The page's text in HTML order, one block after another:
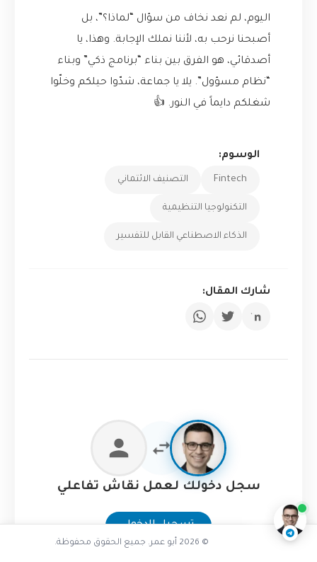
اليوم، لم نعد نخاف من سؤال “لماذا؟”، بل
أصبحنا نرحب به، لأننا نملك الإجابة. وهذا، يا
أصدقائي، هو الفرق بين بناء “برنامج ذكي” وبناء
“نظام مسؤول”. يلا يا جماعة، شدّوا حيلكم وخلّوا
شغلكم دايماً في النور. 👍
الوسوم:
Fintech التصنيف الائتماني
التكنولوجيا التنظيمية
الذكاء الاصطناعي القابل للتفسير
شارك المقال:
سجل دخولك لعمل نقاش تفاعلي
تسجيل الدخول
ناقشنا على تليجرام @AbuOmarTech_bot
© 2026 أبو عمر. جميع الحقوق محفوظة.